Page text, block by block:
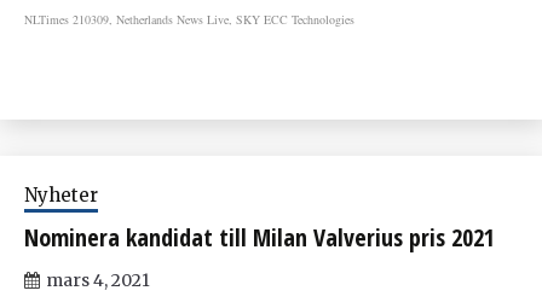
NLTimes 210309, Netherlands News Live, SKY ECC Technologies
Nyheter
Nominera kandidat till Milan Valverius pris 2021
mars 4, 2021